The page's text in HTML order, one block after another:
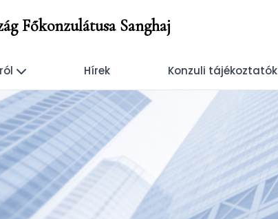
Főkonzulátusa Sanghaj
Hírek Konzuli tájékoztatók